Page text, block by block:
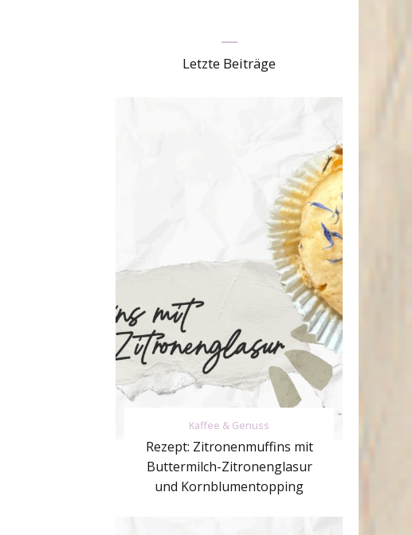
Letzte Beiträge
Kaffee & Genuss
Rezept: Zitronenmuffins mit
Buttermilch-Zitronenglasur
und Kornblumentopping